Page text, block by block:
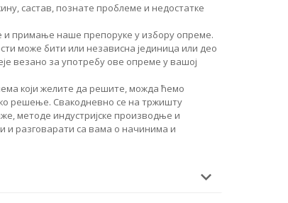
састав, познате проблеме и недостатке
и примање наше препоруке у избору опреме.
може бити или независна јединица или део
везано за употребу ове опреме у вашој
који желите да решите, можда ћемо
решење. Свакодневно се на тржишту
методе индустријске производње и
и разговарати са вама о начинима и